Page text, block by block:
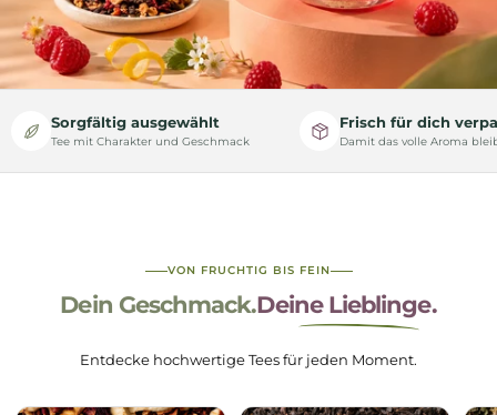
Sorgfältig ausgewählt
Tee mit Charakter und Geschmack
Frisch für dich
Damit das volle Aroma
VON FRUCHTIG BIS FEIN
Dein Geschmack.Deine Lieblinge.
Entdecke hochwertige Tees für jeden Moment.